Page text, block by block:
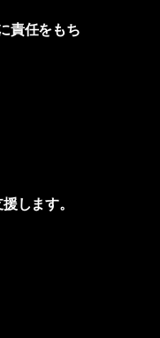
責任をもち
します。